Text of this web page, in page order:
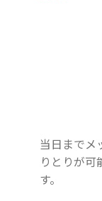
当日までメ
りとりが可
す。